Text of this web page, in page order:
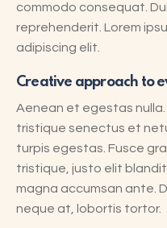
commodo consequat.
reprehenderit. Lorem
adipiscing elit.
Creative approach to
Aenean et egestas
tristique senectus et
turpis egestas. Fusce
tristique, justo elit
magna accumsan ante.
neque at, lobortis tortor.